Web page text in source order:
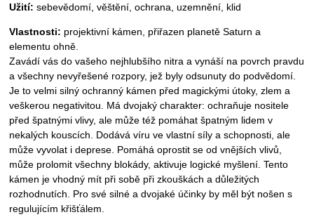
Užití: sebevědomí, věštění, ochrana, uzemnění, klid
Vlastnosti: projektivní kámen, přiřazen planetě Saturn a
elementu ohně.
Zavádí vás do vašeho nejhlubšího nitra a vynáší na povrch pravdu
a všechny nevyřešené rozpory, jež byly odsunuty do podvědomí.
Je to velmi silný ochranný kámen před magickými útoky, zlem a
veškerou negativitou. Má dvojaký charakter: ochraňuje nositele
před špatnými vlivy, ale může též pomáhat špatným lidem v
nekalých kouscích. Dodává víru ve vlastní síly a schopnosti, ale
může vyvolat i deprese. Pomáhá oprostit se od vnějších vlivů,
může prolomit všechny blokády, aktivuje logické myšlení. Tento
kámen je vhodný mít při sobě při zkouškách a důležitých
rozhodnutích. Pro své silné a dvojaké účinky by měl být nošen s
regulujícím křišťálem.